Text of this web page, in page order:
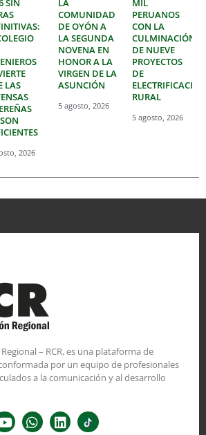
SIN
LAS
2026
LA
COMUNIDAD
DE OYÓN A
LA SEGUNDA
NOVENA EN
HONOR A LA
VIRGEN DE LA
ASUNCIÓN
5 agosto, 2026
MIL
PERUANOS
CON LA
CULMINACIÓN
DE NUEVE
PROYECTOS
DE
ELECTRIFICACIÓN
RURAL
5 agosto, 2026
– RCR, es una plataforma de
por un equipo de profesionales
a la comunicación y al desarrollo